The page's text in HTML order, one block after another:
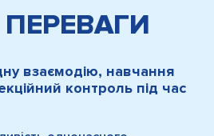
ПЕРЕВАГИ
взаємодію, навчання
контроль під час